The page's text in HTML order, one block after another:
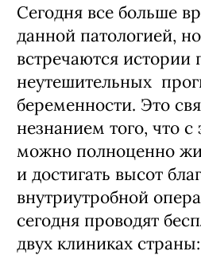
Сегодня все больше
данной патологией,
встречаются истории
неутешительных
беременности. Это
незнанием того, что с
можно полноценно
и достигать высот
внутриутробной
сегодня проводят
двух клиниках страны: